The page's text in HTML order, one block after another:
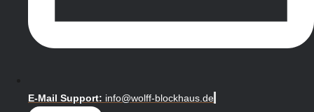
E-Mail Support: info@wolff-blockhaus.de